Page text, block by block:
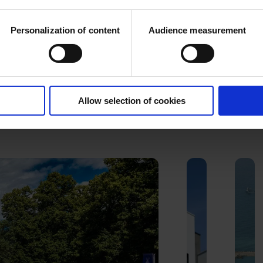
Personalization of content Audience measurement
Allow selection of cookies
Vagues de chaleur, feux de forêt, montée des eaux
touchés, accompagne l’ensemble des partie